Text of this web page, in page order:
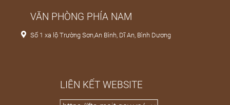
VĂN PHÒNG PHÍA NAM
Số 1 xa lộ Trường Sơn,An Bình, Dĩ An, Bình Dương
LIÊN KẾT WEBSITE